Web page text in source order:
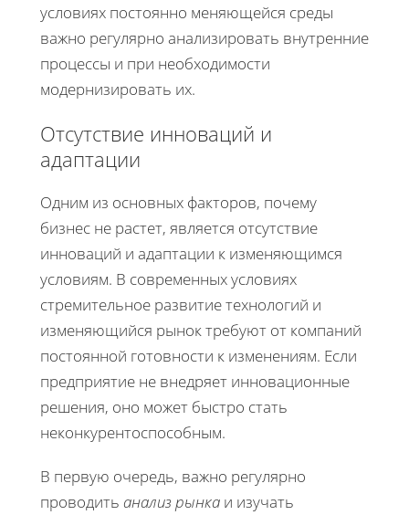
условиях постоянно меняющейся среды
важно регулярно анализировать внутренние
процессы и при необходимости
модернизировать их.
Отсутствие инноваций и
адаптации
Одним из основных факторов, почему
бизнес не растет, является отсутствие
инноваций и адаптации к изменяющимся
условиям. В современных условиях
стремительное развитие технологий и
изменяющийся рынок требуют от компаний
постоянной готовности к изменениям. Если
предприятие не внедряет инновационные
решения, оно может быстро стать
неконкурентоспособным.
В первую очередь, важно регулярно
проводить анализ рынка и изучать